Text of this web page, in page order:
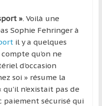
». Voilà une
Sophie Fehringer à
il y a quelques
qu’on ne
d’occasion
soi » résume la
n’existait pas de
sécurisé qui